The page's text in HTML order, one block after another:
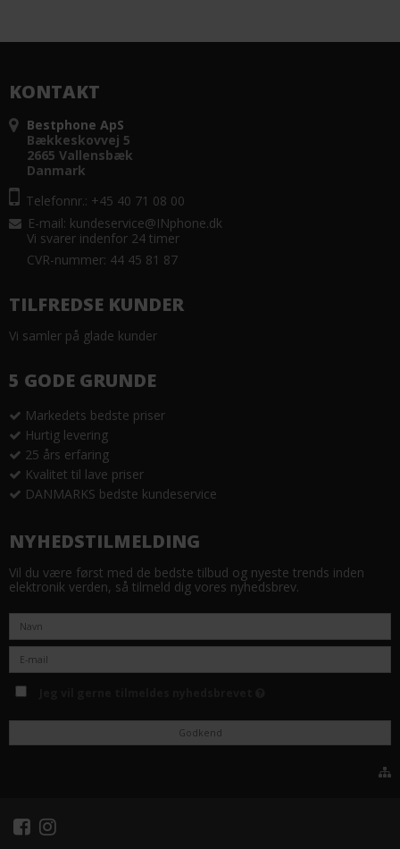
KONTAKT
Bestphone ApS
Bækkeskovvej 5
2665 Vallensbæk
Danmark
Telefonnr.: +45 40 71 08 00
E-mail: kundeservice@INphone.dk
Vi svarer indenfor 24 timer
CVR-nummer: 44 45 81 87
TILFREDSE KUNDER
Vi samler på glade kunder
5 GODE GRUNDE
Markedets bedste priser
Hurtig levering
25 års erfaring
Kvalitet til lave priser
DANMARKS bedste kundeservice
NYHEDSTILMELDING
Vil du være først med de bedste tilbud og nyeste trends inden
elektronik verden, så tilmeld dig vores nyhedsbrev.
Godkend